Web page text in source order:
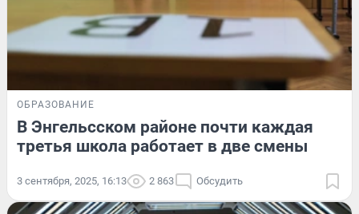
ОБРАЗОВАНИЕ
В Энгельсском районе почти каждая
третья школа работает в две смены
3 сентября, 2025, 16:13 2 863 Обсудить